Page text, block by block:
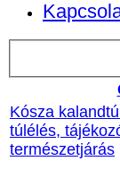
Kósza
túlélés,
természetjárás